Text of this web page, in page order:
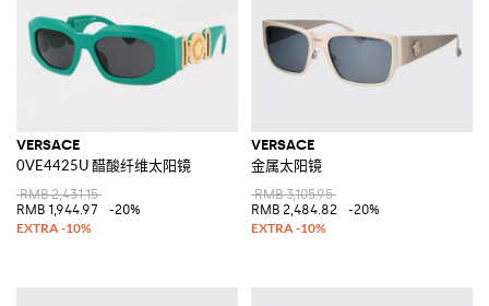
VERSACE
0VE4425U 醋酸纤维太阳镜
RMB 2,431.15
RMB 1,944.97
-20%
VERSACE
金属太阳镜
RMB 3,105.95
RMB 2,484.82
-20%